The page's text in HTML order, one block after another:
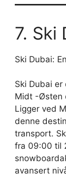
7. Ski
Ski Dubai:
Ski Dubai
Midt -Østen
Ligger ved
denne
transport.
fra 09:00 til
avansert